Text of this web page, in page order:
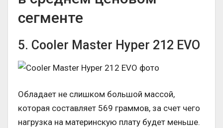
сегменте
5. Cooler Master Hyper 212 EVO
Обладает не слишком большой массой,
которая составляет 569 граммов, за счет чего
нагрузка на материнскую плату будет меньше.